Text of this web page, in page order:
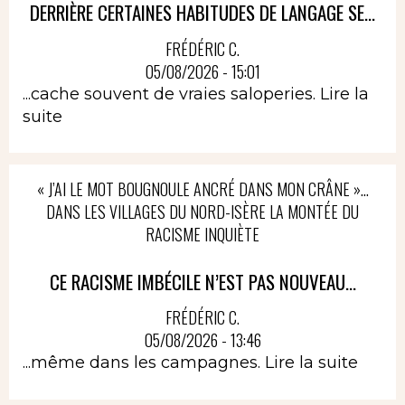
DERRIÈRE CERTAINES HABITUDES DE LANGAGE SE...
FRÉDÉRIC C.
05/08/2026 - 15:01
...cache souvent de vraies saloperies. Lire la
suite
« J’AI LE MOT BOUGNOULE ANCRÉ DANS MON CRÂNE »…
DANS LES VILLAGES DU NORD-ISÈRE LA MONTÉE DU
RACISME INQUIÈTE
CE RACISME IMBÉCILE N’EST PAS NOUVEAU...
FRÉDÉRIC C.
05/08/2026 - 13:46
...même dans les campagnes. Lire la suite